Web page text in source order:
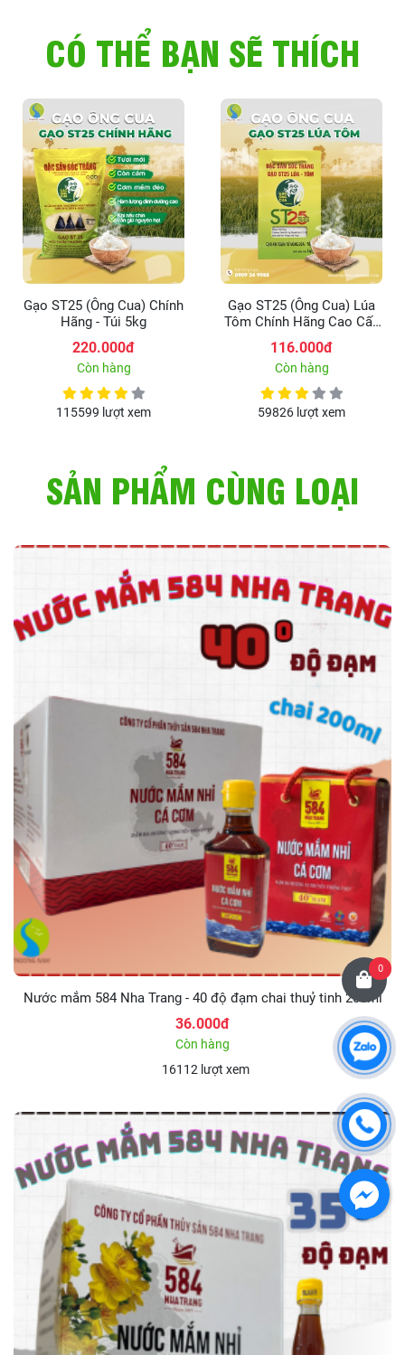
CÓ THỂ BẠN SẼ THÍCH
Gạo ST25 (Ông Cua) Chính
Hãng - Túi 5kg
220.000đ
Còn hàng
115599 lượt xem
Gạo ST25 (Ông Cua) Lúa
Tôm Chính Hãng Cao Cấp
116.000đ
Còn hàng
59826 lượt xem
SẢN PHẨM CÙNG LOẠI
Nước mắm 584 Nha Trang - 40 độ đạm chai thuỷ tinh 200ml
36.000đ
Còn hàng
16112 lượt xem
0